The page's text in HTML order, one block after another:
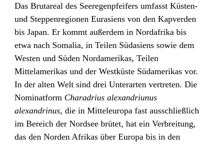
Das Brutareal des Seeregenpfeifers umfasst Küsten-
und Steppenregionen Eurasiens von den Kapverden
bis Japan. Er kommt außerdem in Nordafrika bis
etwa nach Somalia, in Teilen Südasiens sowie dem
Westen und Süden Nordamerikas, Teilen
Mittelamerikas und der Westküste Südamerikas vor.
In der alten Welt sind drei Unterarten vertreten. Die
Nominatform Charadrius alexandriunus
alexandrinus, die in Mitteleuropa fast ausschließlich
im Bereich der Nordsee brütet, hat ein Verbreitung,
das den Norden Afrikas über Europa bis in den